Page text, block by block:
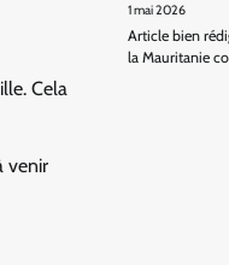
Cela
venir
1 mai 2026
Article bien
la Mauritanie